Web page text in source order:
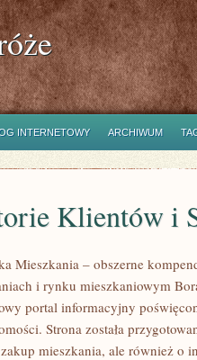
INTERNETOWY ARCHIWUM
Klientów i
Mieszkania – obszerne
i rynku mieszkaniowym
portal informacyjny
Strona została
mieszkania, ale również o